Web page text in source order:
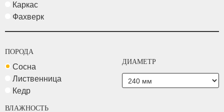
Каркас
Фахверк
ПОРОДА
Сосна
Лиственница
Кедр
ДИАМЕТР
ВЛАЖНОСТЬ